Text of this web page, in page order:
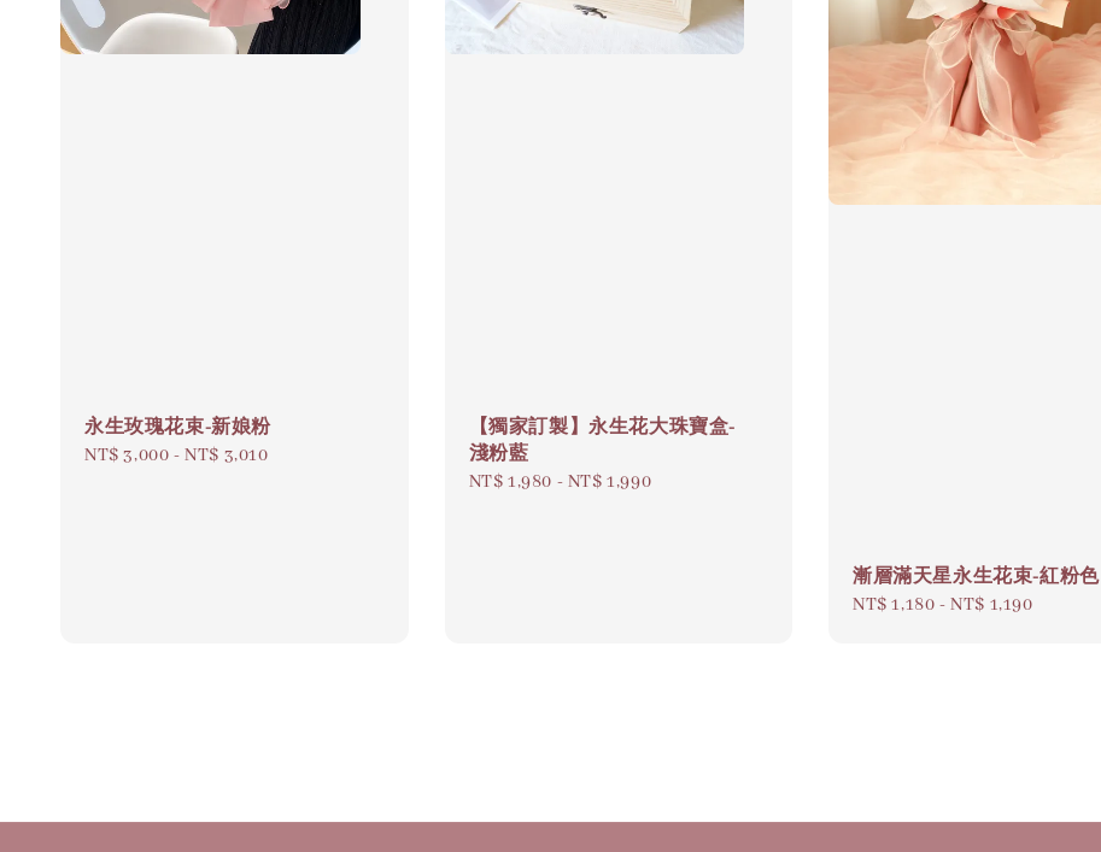
永生玫瑰花束-新娘粉
Regular
NT$ 3,000 -NT$ 3,010
【獨家訂製】永生花大珠寶盒-
淺粉藍
Regular
NT$ 1,980 - NT$ 1,990
漸層滿天星永生花束-紅粉色
Regular
NT$ 1,180 -NT$ 1,190